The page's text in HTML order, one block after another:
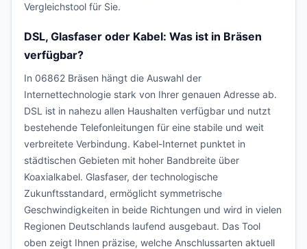
Vergleichstool für Sie.
DSL, Glasfaser oder Kabel: Was ist in Bräsen
verfügbar?
In 06862 Bräsen hängt die Auswahl der
Internettechnologie stark von Ihrer genauen Adresse ab.
DSL ist in nahezu allen Haushalten verfügbar und nutzt
bestehende Telefonleitungen für eine stabile und weit
verbreitete Verbindung. Kabel-Internet punktet in
städtischen Gebieten mit hoher Bandbreite über
Koaxialkabel. Glasfaser, der technologische
Zukunftsstandard, ermöglicht symmetrische
Geschwindigkeiten in beide Richtungen und wird in vielen
Regionen Deutschlands laufend ausgebaut. Das Tool
oben zeigt Ihnen präzise, welche Anschlussarten aktuell